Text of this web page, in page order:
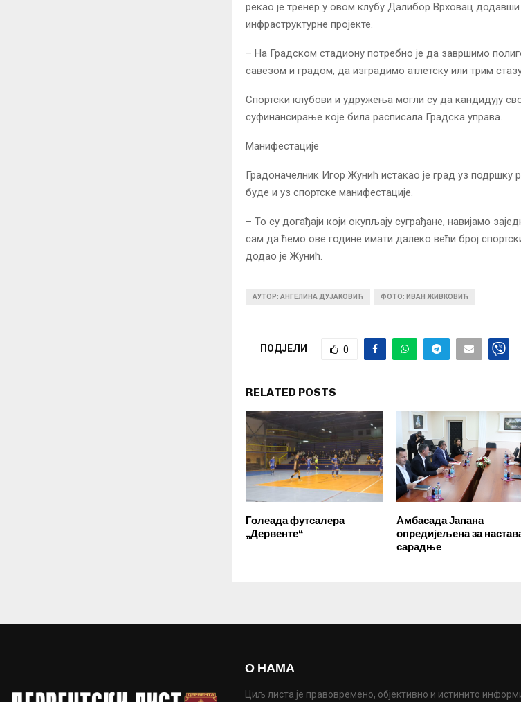
рекао је тренер у овом клубу Далибор Врховац додавши
инфраструктурне пројекте.
– На Градском стадиону потребно је да завршимо
савезом и градом, да изградимо атлетску или трим
Спортски клубови и удружења могли су да кандидују
суфинансирање које била расписала Градска управа.
Манифестације
Градоначелник Игор Жунић истакао је град уз подршку
буде и уз спортске манифестације.
– То су догађаји који окупљају суграђане, навијамо
сам да ћемо ове године имати далеко већи број
додао је Жунић.
АУТОР: АНГЕЛИНА ДУЈАКОВИЋ ФОТО: ИВАН ЖИВКОВИЋ
ПОДЈЕЛИ 0
RELATED POSTS
Голеада футсалера
„Дервенте“
Амбасада Јапана
опредијељена за
сарадње
О НАМА
Циљ листа је правовремено, објективно и истинито